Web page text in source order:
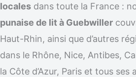
locales dans toute la France :
punaise de lit à Guebwiller
Haut-Rhin, ainsi que d’autres
dans le Rhône, Nice, Antibes,
la Côte d’Azur, Paris et tous ses